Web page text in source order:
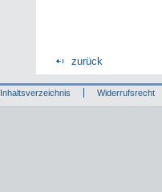
zurück
Inhaltsverzeichnis Widerrufsrecht